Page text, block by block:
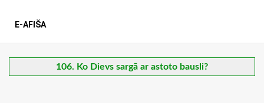
E-AFIŠA
106. Ko Dievs sargā ar astoto bausli?